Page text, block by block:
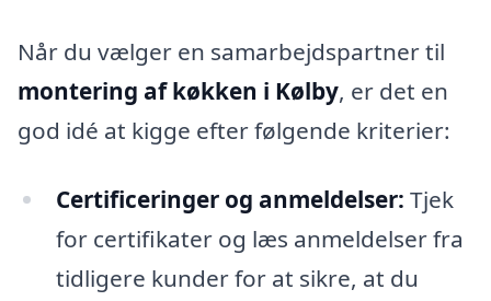
Når du vælger en samarbejdspartner til
montering af køkken i Kølby, er det en
god idé at kigge efter følgende kriterier:
Certificeringer og anmeldelser: Tjek
for certifikater og læs anmeldelser fra
tidligere kunder for at sikre, at du